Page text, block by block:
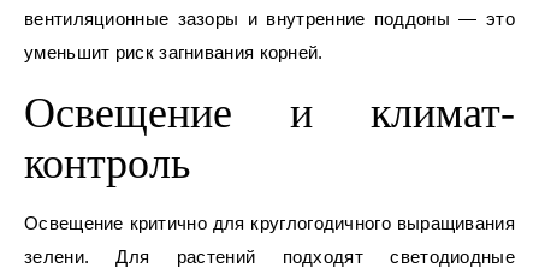
вентиляционные зазоры и внутренние поддоны — это
уменьшит риск загнивания корней.
Освещение и климат-
контроль
Освещение критично для круглогодичного выращивания
зелени. Для растений подходят светодиодные